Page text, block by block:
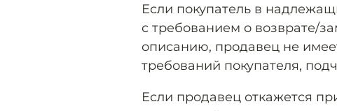
Если покупатель в
с требованием о возврате/
описанию, продавец не
требований покупателя,
Если продавец откажется